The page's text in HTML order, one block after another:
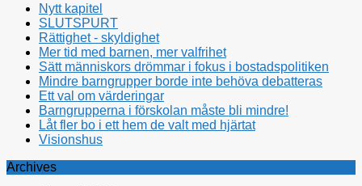
Nytt kapitel
SLUTSPURT
Rättighet - skyldighet
Mer tid med barnen, mer valfrihet
Sätt människors drömmar i fokus i bostadspolitiken
Mindre barngrupper borde inte behöva debatteras
Ett val om värderingar
Barngrupperna i förskolan måste bli mindre!
Låt fler bo i ett hem de valt med hjärtat
Visionshus
Archives